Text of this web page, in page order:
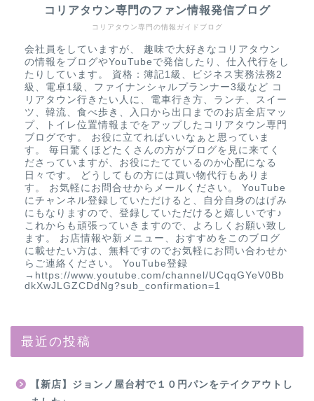
コリアタウン専門の情報ガイドブログ
コリアタウン専門のファン情報発信ブログ
会社員をしていますが、 趣味で大好きなコリアタウン
の情報をブログやYouTubeで発信したり、仕入代行をし
たりしています。 資格：簿記1級、ビジネス実務法務2
級、電卓1級、ファイナンシャルプランナー3級など コ
リアタウン行きたい人に、電車行き方、ランチ、スイー
ツ、韓流、食べ歩き、入口から出口までのお店全店マッ
プ、トイレ位置情報までをアップしたコリアタウン専門
ブログです。 お役に立てればいいなぁと思っていま
す。 毎日驚くほどたくさんの方がブログを見に来てく
ださっていますが、お役にたてているのか心配になる
日々です。 どうしてもの方には買い物代行もありま
す。 お気軽にお問合せからメールください。 YouTube
にチャンネル登録していただけると、自分自身のはげみ
にもなりますので、登録していただけると嬉しいです♪
これからも頑張っていきますので、よろしくお願い致し
ます。 お店情報や新メニュー、おすすめをこのブログ
に載せたい方は、無料ですのでお気軽にお問い合わせか
らご連絡ください。 YouTube登録
→https://www.youtube.com/channel/UCqqGYeV0Bb
dkXwJLGZCDdNg?sub_confirmation=1
最近の投稿
【新店】ジョンノ屋台村で１０円パンをテイクアウトし